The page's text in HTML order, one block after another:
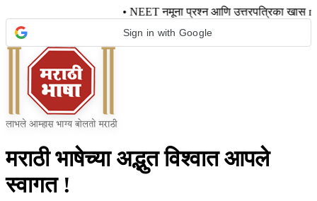
• NEET नमूना प्रश्न आणि उत्तरपत्रिका
Sign in with Google
मराठी भाषेच्या अद्भुत विश्वात आपले
स्वागत !